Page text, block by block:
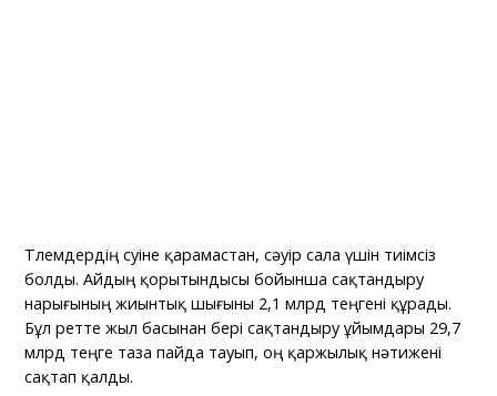
Төлемдердің өсуіне қарамастан, сәуір сала үшін тиімсіз
болды. Айдың қорытындысы бойынша сақтандыру
нарығының жиынтық шығыны 2,1 млрд теңгені құрады.
Бұл ретте жыл басынан бері сақтандыру ұйымдары 29,7
млрд теңге таза пайда тауып, оң қаржылық нәтижені
сақтап қалды.